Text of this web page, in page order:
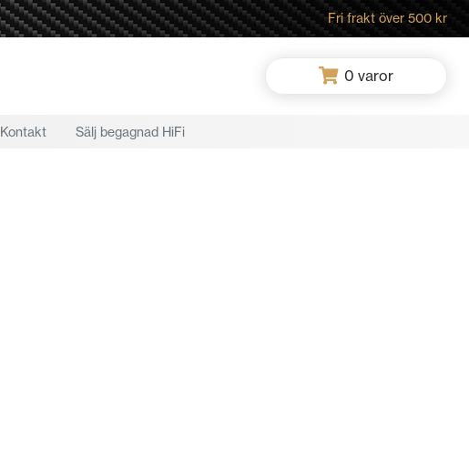
Fri frakt över 500 kr
0 varor
Kontakt Sälj begagnad HiFi